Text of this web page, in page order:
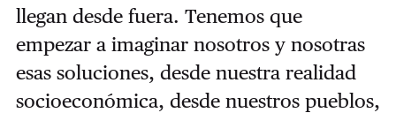
llegan desde fuera. Tenemos que
empezar a imaginar nosotros y nosotras
esas soluciones, desde nuestra realidad
socioeconómica, desde nuestros pueblos,